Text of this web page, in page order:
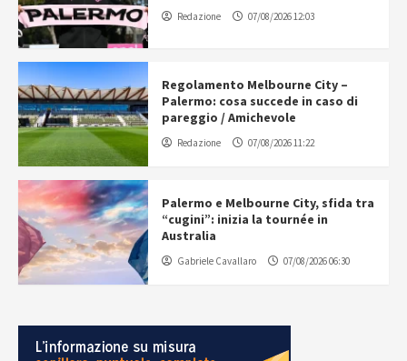
Redazione 07/08/2026 12:03
Regolamento Melbourne City –
Palermo: cosa succede in caso di
pareggio / Amichevole
Redazione 07/08/2026 11:22
Palermo e Melbourne City, sfida tra
“cugini”: inizia la tournée in
Australia
Gabriele Cavallaro 07/08/2026 06:30